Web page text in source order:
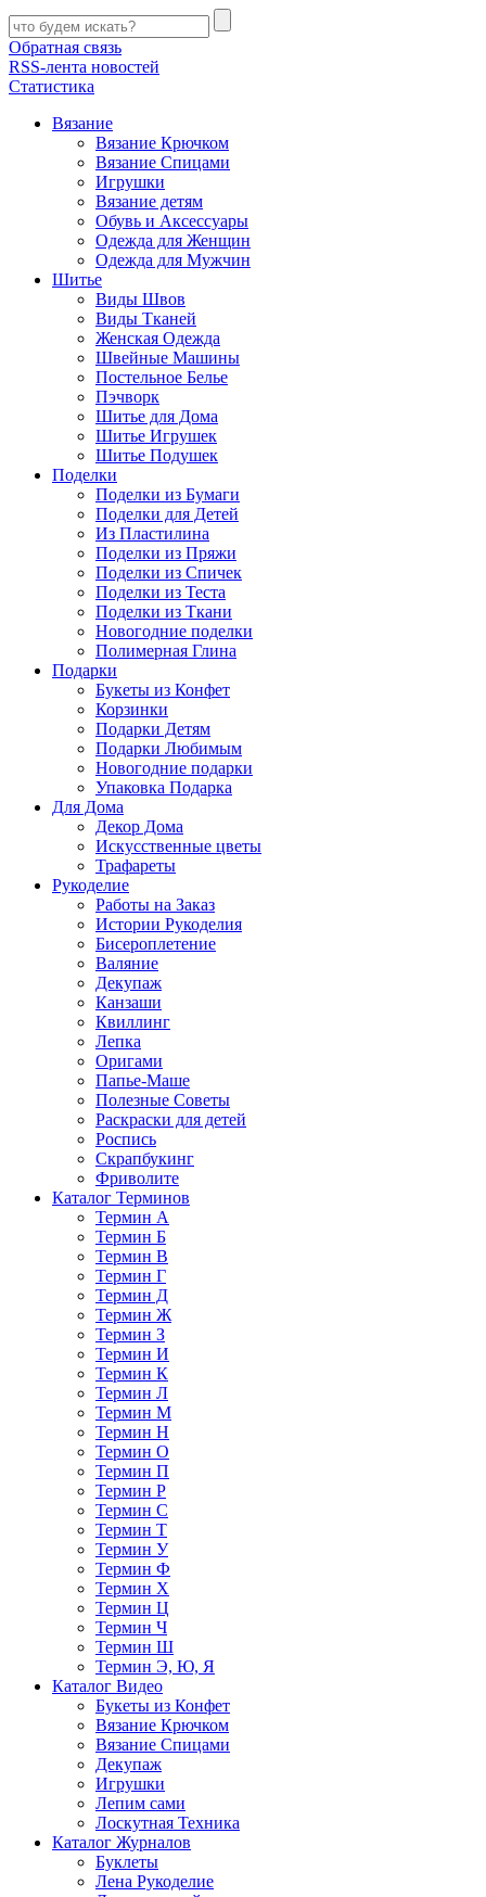
Обратная связь
RSS-лента новостей
Статистика
Вязание
Вязание Крючком
Вязание Спицами
Игрушки
Вязание детям
Обувь и Аксессуары
Одежда для Женщин
Одежда для Мужчин
Шитье
Виды Швов
Виды Тканей
Женская Одежда
Швейные Машины
Постельное Белье
Пэчворк
Шитье для Дома
Шитье Игрушек
Шитье Подушек
Поделки
Поделки из Бумаги
Поделки для Детей
Из Пластилина
Поделки из Пряжи
Поделки из Спичек
Поделки из Теста
Поделки из Ткани
Новогодние поделки
Полимерная Глина
Подарки
Букеты из Конфет
Корзинки
Подарки Детям
Подарки Любимым
Новогодние подарки
Упаковка Подарка
Для Дома
Декор Дома
Искусственные цветы
Трафареты
Рукоделие
Работы на Заказ
Истории Рукоделия
Бисероплетение
Валяние
Декупаж
Канзаши
Квиллинг
Лепка
Оригами
Папье-Маше
Полезные Советы
Раскраски для детей
Роспись
Скрапбукинг
Фриволите
Каталог Терминов
Термин А
Термин Б
Термин В
Термин Г
Термин Д
Термин Ж
Термин З
Термин И
Термин К
Термин Л
Термин М
Термин Н
Термин О
Термин П
Термин Р
Термин С
Термин Т
Термин У
Термин Ф
Термин Х
Термин Ц
Термин Ч
Термин Ш
Термин Э, Ю, Я
Каталог Видео
Букеты из Конфет
Вязание Крючком
Вязание Спицами
Декупаж
Игрушки
Лепим сами
Лоскутная Техника
Каталог Журналов
Буклеты
Лена Рукоделие